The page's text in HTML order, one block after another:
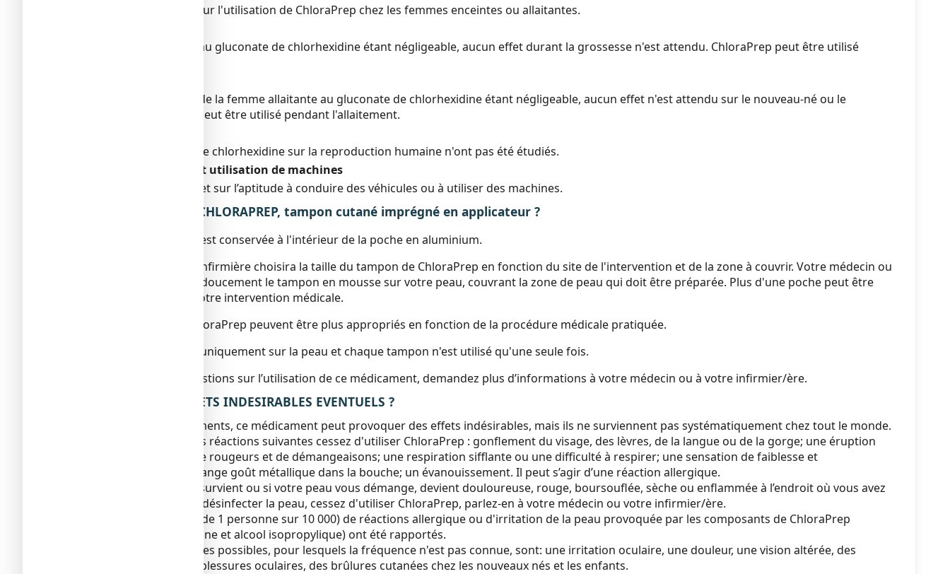
Il n'existe aucune étude sur l'utilisation de ChloraPrep chez les femmes enceintes ou allaitantes.
L'exposition systémique au gluconate de chlorhexidine étant négligeable, aucun effet durant la grossesse n'est attendu. ChloraPrep peut être utilisé
L'exposition systémique de la femme allaitante au gluconate de chlorhexidine étant négligeable, aucun effet n'est attendu sur le nouveau-né ou le
nourrisson. ChloraPrep peut être utilisé pendant l'allaitement.
Les effets du gluconate de chlorhexidine sur la reproduction humaine n'ont pas été étudiés.
Conduite de véhicules et utilisation de machines
ChloraPrep n’a aucun effet sur l’aptitude à conduire des véhicules ou à utiliser des machines.
3. COMMENT UTILISER CHLORAPREP, tampon cutané imprégné en applicateur ?
La solution antiseptique est conservée à l'intérieur de la poche en aluminium.
Votre médecin ou votre infirmière choisira la taille du tampon de ChloraPrep en fonction du site de l'intervention et de la zone à couvrir. Votre médecin ou
votre infirmière frottera doucement le tampon en mousse sur votre peau, couvrant la zone de peau qui doit être préparée. Plus d'une poche peut être
utilisée, en fonction de votre intervention médicale.
D'autres applicateurs ChloraPrep peuvent être plus appropriés en fonction de la procédure médicale pratiquée.
ChloraPrep est employé uniquement sur la peau et chaque tampon n'est utilisé qu'une seule fois.
Si vous avez d’autres questions sur l’utilisation de ce médicament, demandez plus d’informations à votre médecin ou à votre infirmier/ère.
4. QUELS SONT LES EFFETS INDESIRABLES EVENTUELS ?
Comme tous les médicaments, ce médicament peut provoquer des effets indésirables, mais ils ne surviennent pas systématiquement chez tout le monde.
Si vous ressentez une des réactions suivantes cessez d'utiliser ChloraPrep : gonflement du visage, des lèvres, de la langue ou de la gorge; une éruption
cutanée accompagnée de rougeurs et de démangeaisons; une respiration sifflante ou une difficulté à respirer; une sensation de faiblesse et
d’étourdissement; un étrange goût métallique dans la bouche; un évanouissement. Il peut s’agir d’une réaction allergique.
Si une éruption cutanée survient ou si votre peau vous démange, devient douloureuse, rouge, boursouflée, sèche ou enflammée à l’endroit où vous avez
appliqué le produit pour désinfecter la peau, cessez d'utiliser ChloraPrep, parlez-en à votre médecin ou votre infirmier/ère.
De très rares cas (moins de 1 personne sur 10 000) de réactions allergique ou d'irritation de la peau provoquée par les composants de ChloraPrep
(gluconate de chlorhexidine et alcool isopropylique) ont été rapportés.
D'autres effets secondaires possibles, pour lesquels la fréquence n'est pas connue, sont: une irritation oculaire, une douleur, une vision altérée, des
brûlures chimiques, des blessures oculaires, des brûlures cutanées chez les nouveaux nés et les enfants.